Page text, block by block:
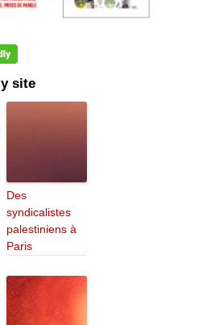
site
Des
syndicalistes
palestiniens à
Paris